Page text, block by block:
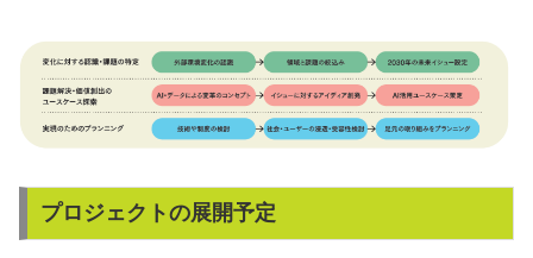
プロジェクトの展開予定